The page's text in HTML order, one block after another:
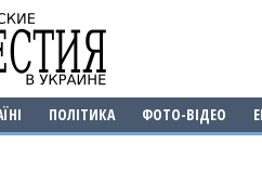
ПОЛІТИКА ФОТО-ВІДЕО